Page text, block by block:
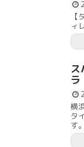
ィ
横
タ
す